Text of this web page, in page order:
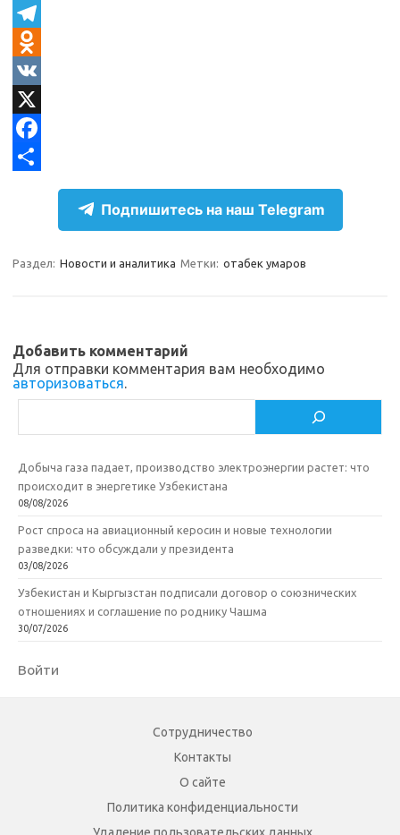
T
e
e
g
O
d
n
o
s
i
k
V
KX
F
b
k
р
и
т
Подпишитесь на наш Telegram
Раздел: Новости и аналитика Метки: отабек умаров
Добавить комментарий
Для отправки комментария вам необходимо
авторизоваться.
Добыча газа падает, производство электроэнергии растет: что
происходит в энергетике Узбекистана
08/08/2026
Рост спроса на авиационный керосин и новые технологии
разведки: что обсуждали у президента
03/08/2026
Узбекистан и Кыргызстан подписали договор о союзнических
отношениях и соглашение по роднику Чашма
30/07/2026
Войти
Сотрудничество
Контакты
О сайте
Политика конфиденциальности